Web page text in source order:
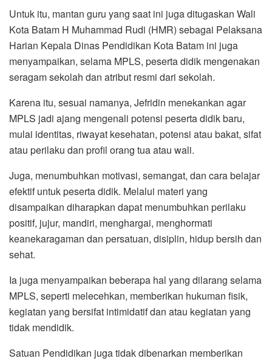
Untuk itu, mantan guru yang saat ini juga ditugaskan Wali
Kota Batam H Muhammad Rudi (HMR) sebagai Pelaksana
Harian Kepala Dinas Pendidikan Kota Batam ini juga
menyampaikan, selama MPLS, peserta didik mengenakan
seragam sekolah dan atribut resmi dari sekolah.
Karena itu, sesuai namanya, Jefridin menekankan agar
MPLS jadi ajang mengenali potensi peserta didik baru,
mulai identitas, riwayat kesehatan, potensi atau bakat, sifat
atau perilaku dan profil orang tua atau wali.
Juga, menumbuhkan motivasi, semangat, dan cara belajar
efektif untuk peserta didik. Melalui materi yang
disampaikan diharapkan dapat menumbuhkan perilaku
positif, jujur, mandiri, menghargai, menghormati
keanekaragaman dan persatuan, disiplin, hidup bersih dan
sehat.
Ia juga menyampaikan beberapa hal yang dilarang selama
MPLS, seperti melecehkan, memberikan hukuman fisik,
kegiatan yang bersifat intimidatif dan atau kegiatan yang
tidak mendidik.
Satuan Pendidikan juga tidak dibenarkan memberikan